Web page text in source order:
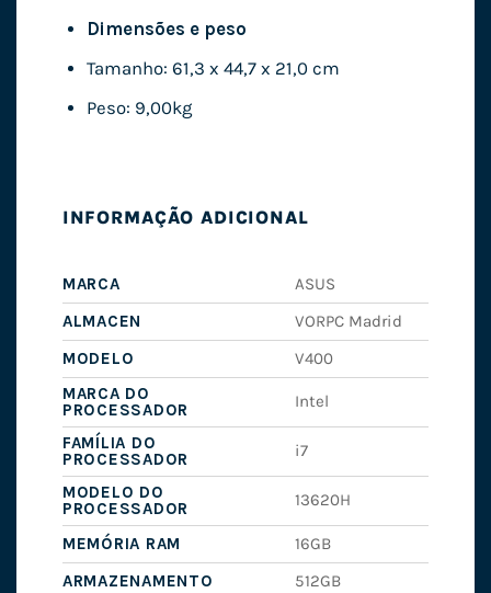
Dimensões e peso
Tamanho: 61,3 x 44,7 x 21,0 cm
Peso: 9,00kg
INFORMAÇÃO ADICIONAL
MARCA
ASUS
ALMACEN
VORPC Madrid
MODELO
V400
MARCA DO
PROCESSADOR
Intel
FAMÍLIA DO
PROCESSADOR
i7
MODELO DO
PROCESSADOR
13620H
MEMÓRIA RAM
16GB
ARMAZENAMENTO
512GB